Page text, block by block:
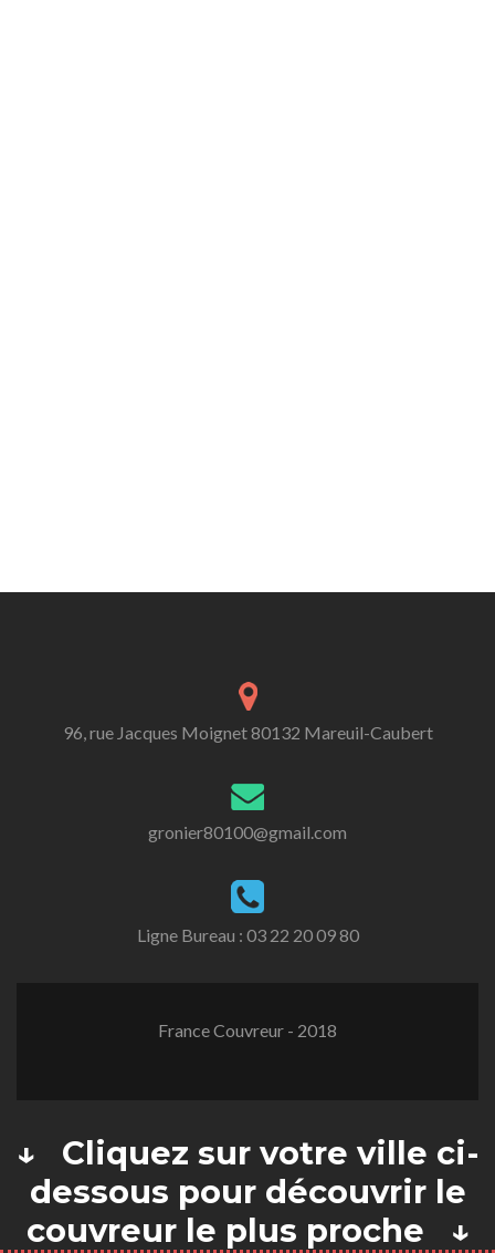
96, rue Jacques Moignet 80132 Mareuil-Caubert
gronier80100@gmail.com
Ligne Bureau : 03 22 20 09 80
France Couvreur - 2018
↓ Cliquez sur votre ville ci-
dessous pour découvrir le
couvreur le plus proche ↓